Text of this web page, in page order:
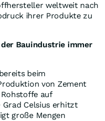
weltweit nach
ihrer Produkte zu
Bauindustrie immer
beim
von Zement
auf
Celsius erhitzt
große Mengen